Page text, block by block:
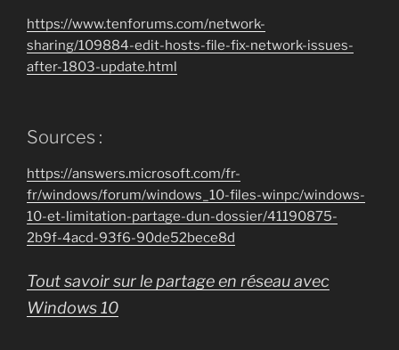
https://www.tenforums.com/network-
sharing/109884-edit-hosts-file-fix-network-issues-
after-1803-update.html
Sources :
https://answers.microsoft.com/fr-
fr/windows/forum/windows_10-files-winpc/windows-
10-et-limitation-partage-dun-dossier/41190875-
2b9f-4acd-93f6-90de52bece8d
Tout savoir sur le partage en réseau avec
Windows 10